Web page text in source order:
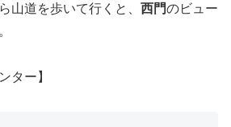
山道を歩いて行くと、 西門のビュー
ター】